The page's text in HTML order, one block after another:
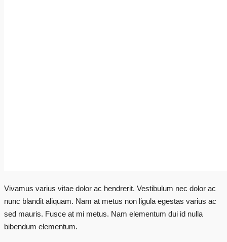
Vivamus varius vitae dolor ac hendrerit. Vestibulum nec dolor ac
nunc blandit aliquam. Nam at metus non ligula egestas varius ac
sed mauris. Fusce at mi metus. Nam elementum dui id nulla
bibendum elementum.